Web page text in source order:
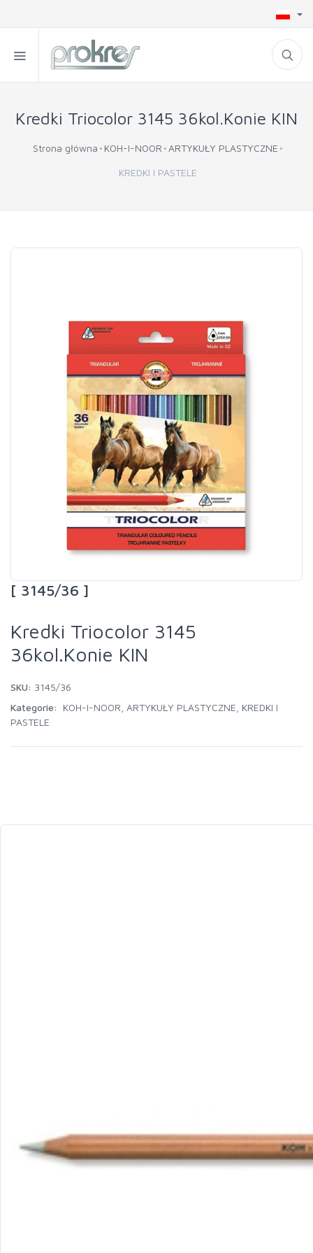
Kredki Triocolor 3145 36kol.Konie KIN
Strona główna KOH-I-NOOR ARTYKUŁY PLASTYCZNE
KREDKI I PASTELE
[ 3145/36 ]
Kredki Triocolor 3145
36kol.Konie KIN
SKU: 3145/36
Kategorie:
KOH-I-NOOR ARTYKUŁY PLASTYCZNE KREDKI I
PASTELE